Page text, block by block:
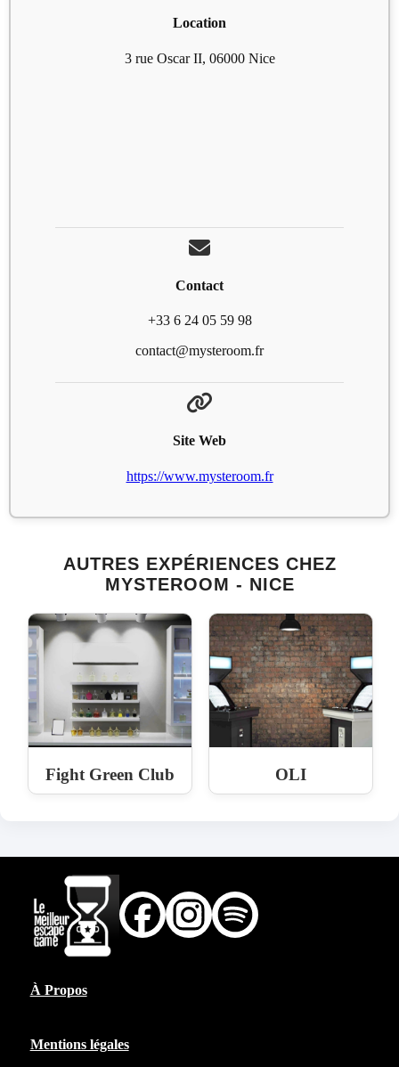
Location
3 rue Oscar II, 06000 Nice
Contact
+33 6 24 05 59 98
contact@mysteroom.fr
Site Web
https://www.mysteroom.fr
AUTRES EXPÉRIENCES CHEZ
MYSTEROOM - NICE
Fight Green Club OLI
À Propos
Mentions légales